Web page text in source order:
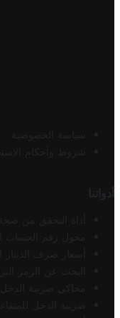
سياسة الخصوصية
شروط وأحكام
أدواتنا
أداة التحقق من
محول رقم الحساب
أسعار صرف الدينار
البحث عن الرمز
محاكي ضريبة
ضريبة الدخل